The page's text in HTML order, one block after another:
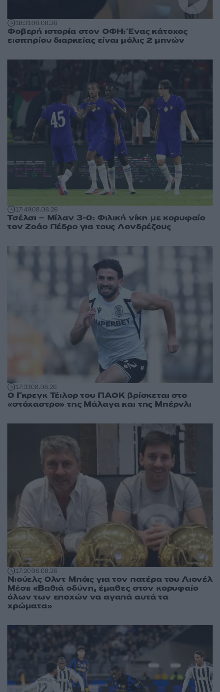
18:3108.08.26
Φοβερή ιστορία στον ΟΦΗ: Ένας κάτοχος
εισιτηρίου διαρκείας είναι μόλις 2 μηνών
17:4908.08.26
Τσέλσι – Μίλαν 3-0: Φιλική νίκη με κορυφαίο
τον Ζοάο Πέδρο για τους Λονδρέζους
17:3308.08.26
Ο Γκρεγκ Τέιλορ του ΠΑΟΚ βρίσκεται στο
«στόχαστρο» της Μάλαγα και της Μπέρνλι
17:2008.08.26
Νιούελς Ολντ Μπόις για τον πατέρα του Λιονέλ
Μέσι: «Βαθιά οδύνη, έμαθες στον κορυφαίο
όλων των εποχών να αγαπά αυτά τα
χρώματα»